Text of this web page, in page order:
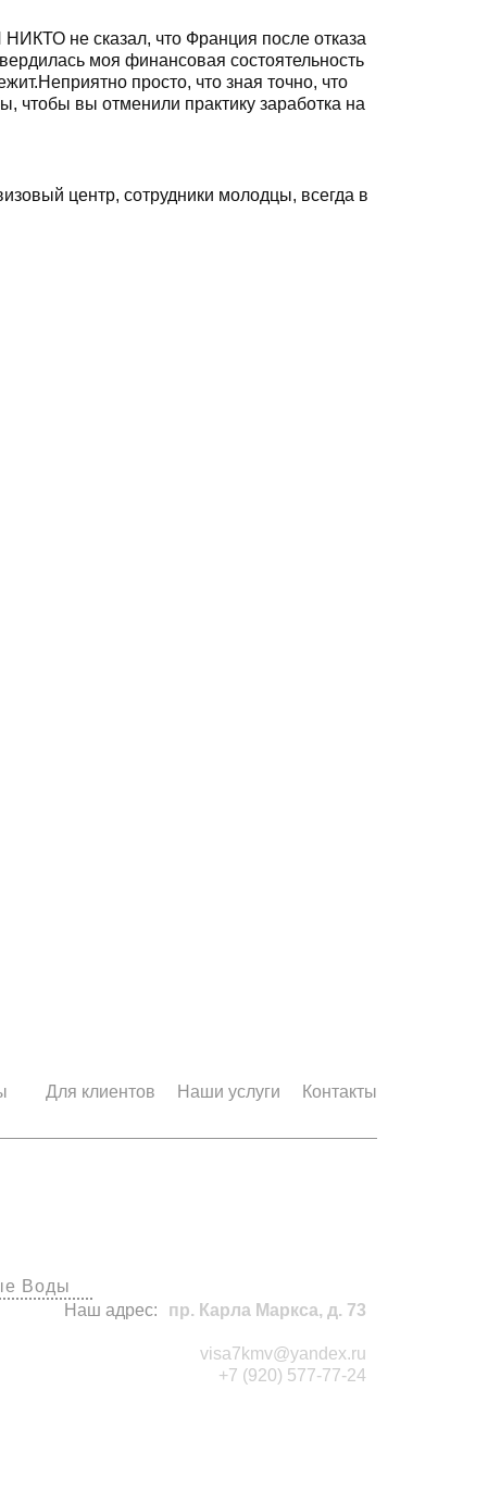
не сказал, что Франция после отказа
моя финансовая состоятельность
просто, что зная точно, что
чтобы вы отменили практику заработка на
центр, сотрудники молодцы, всегда в
Для клиентов Наши услуги Контакты
Воды
Наш адрес:
пр. Карла Маркса, д. 73
visa7kmv@yandex.ru
+7 (920) 577-77-24